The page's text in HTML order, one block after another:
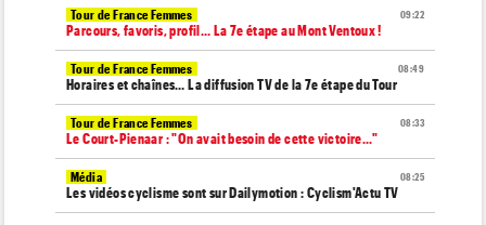
09:22
Tour de France Femmes
Parcours, favoris, profil… La 7e étape au Mont Ventoux !
08:49
Tour de France Femmes
Horaires et chaînes… La diffusion TV de la 7e étape du Tour
08:33
Tour de France Femmes
Le Court-Pienaar : "On avait besoin de cette victoire..."
08:25
Média
Les vidéos cyclisme sont sur Dailymotion : Cyclism'Actu TV